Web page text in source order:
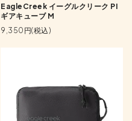
EagleCreek イーグルクリーク PI
ギアキューブ M
9,350円(税込)